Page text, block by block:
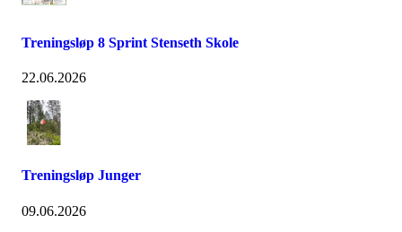
Treningsløp 8 Sprint Stenseth Skole
22.06.2026
Treningsløp Junger
09.06.2026